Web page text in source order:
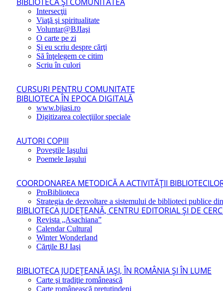
Intersecţii
Viaţă şi spiritualitate
Voluntar@BJIaşi
O carte pe zi
Şi eu scriu despre cărţi
Să înţelegem ce citim
Scriu în culori
CURSURI PENTRU COMUNITATE
BIBLIOTECA ÎN EPOCA DIGITALĂ
www.bjiasi.ro
Digitizarea colecţiilor speciale
AUTORI COPIII
Poveştile Iaşului
Poemele Iaşului
COORDONAREA METODICĂ A ACTIVITĂŢII
ProBiblioteca
Strategia de dezvoltare a sistemului de biblioteci publice
BIBLIOTECA JUDEŢEANĂ, CENTRU EDITORIAL ŞI DE
Revista „Asachiana”
Calendar Cultural
Winter Wonderland
Cărţile BJ Iaşi
BIBLIOTECA JUDEŢEANĂ IAŞI, ÎN ROMÂNIA ŞI ÎN LUME
Carte şi tradiţie românească
Carte românească pretutindeni